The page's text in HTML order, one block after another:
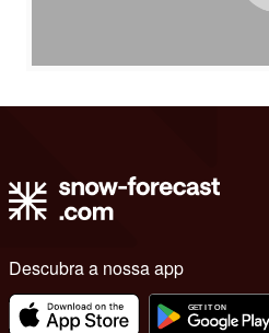
Descubra a nossa app